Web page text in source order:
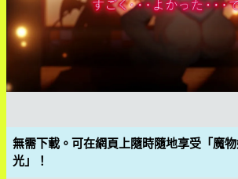
無需下載。可在網頁上隨時隨地享受「魔
光」！